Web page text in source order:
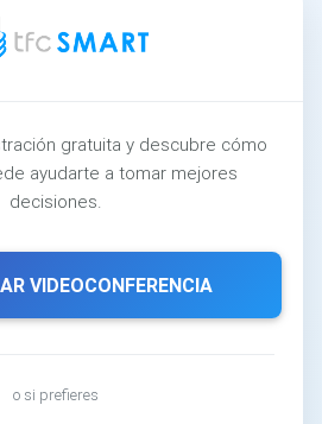
gratuita y descubre cómo
ayudarte a tomar mejores
decisiones.
VIDEOCONFERENCIA
o si prefieres